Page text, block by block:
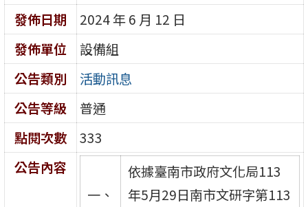
發佈日期
2024 年 6 月 12 日
發佈單位
設備組
公告類別
活動訊息
公告等級
普通
點閱次數
333
公告內容
一、
依據臺南市政府文化局113
年5月29日南市文研字第113